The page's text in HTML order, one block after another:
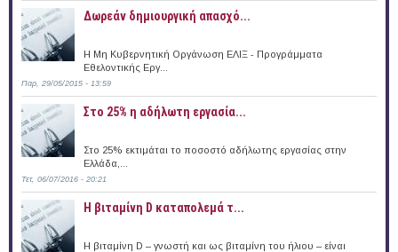
Δωρεάν δημιουργική απασχό...
Η Μη Κυβερνητική Οργάνωση ΕΛΙΞ - Προγράμματα
Εθελοντικής Εργ...
Παρ, 29/05/2015 - 13:59
Στο 25% η αδήλωτη εργασία...
Στο 25% εκτιμάται το ποσοστό αδήλωτης εργασίας στην
Ελλάδα,...
Τετ, 06/07/2016 - 20:21
Η βιταμίνη D καταπολεμά τ...
Η βιταμίνη D – γνωστή και ως βιταμίνη του ήλιου – είναι